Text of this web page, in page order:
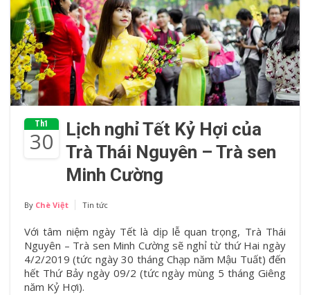
Th1
30
Lịch nghỉ Tết Kỷ Hợi của
Trà Thái Nguyên – Trà sen
Minh Cường
By Chè Việt Tin tức
Với tâm niệm ngày Tết là dịp lễ quan trọng, Trà Thái
Nguyên – Trà sen Minh Cường sẽ nghỉ từ thứ Hai ngày
4/2/2019 (tức ngày 30 tháng Chạp năm Mậu Tuất) đến
hết Thứ Bảy ngày 09/2 (tức ngày mùng 5 tháng Giêng
năm Kỷ Hợi).